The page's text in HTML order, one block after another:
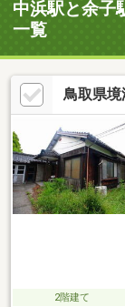
中浜駅と余子
一覧
鳥取県境
2階建て